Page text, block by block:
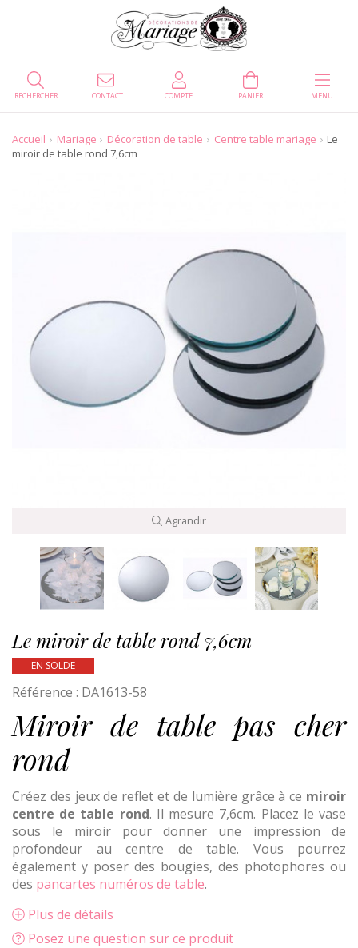
CONTACT
RECHERCHER COMPTE PANIER MENU
Accueil Mariage Décoration de table Centre table mariage
Le
miroir de table rond 7,6cm
Agrandir
Le miroir de table rond 7,6cm
EN SOLDE
Référence : DA1613-58
Miroir de table pas cher
rond
Créez des jeux de reflet et de lumière grâce à ce miroir
centre de table rond. Il mesure 7,6cm. Placez le vase
sous le miroir pour donner une impression de
profondeur au centre de table. Vous pourrez
également y poser des bougies, des photophores ou
des pancartes numéros de table.
Plus de détails
Posez une question sur ce produit